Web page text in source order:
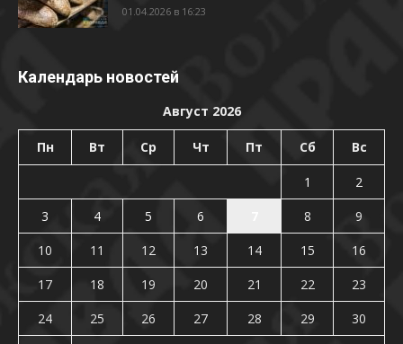
01.04.2026 в 16:23
Календарь новостей
Август 2026
Пн Вт Ср Чт Пт Сб Вс
1
2
3
4 5 6 8
9
10
11 12 13 14 15
16
17
18 19 20 21 22
23
24
25 26 27 28 29
30